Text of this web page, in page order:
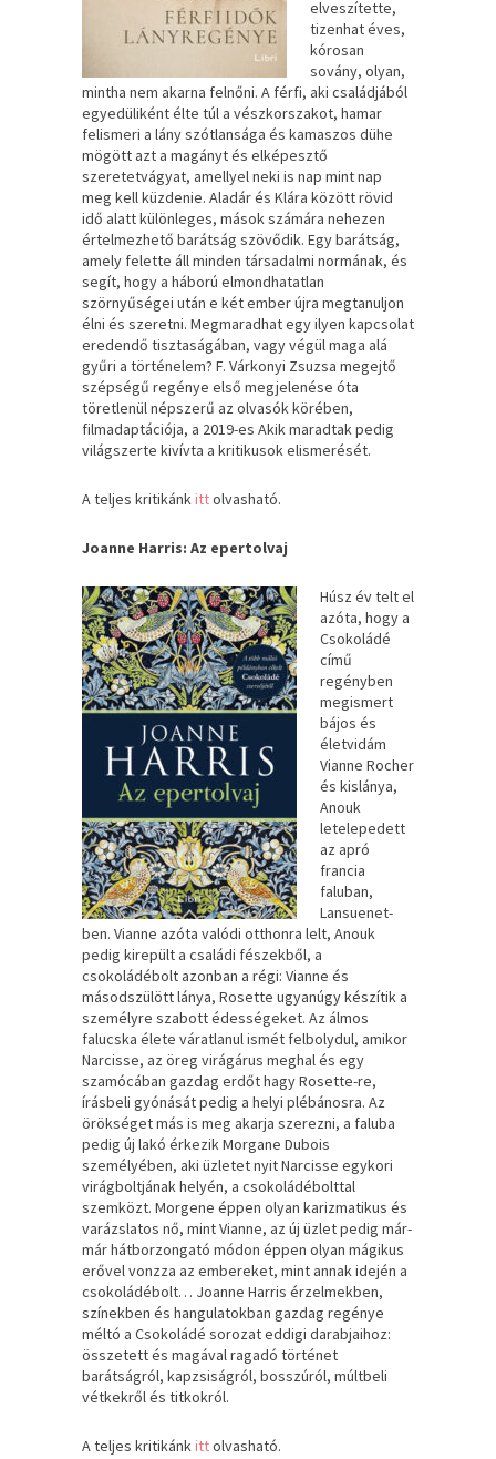
elveszítette,
tizenhat éves,
kórosan
sovány, olyan,
mintha nem akarna felnőni. A férfi, aki családjából
egyedüliként élte túl a vészkorszakot, hamar
felismeri a lány szótlansága és kamaszos dühe
mögött azt a magányt és elképesztő
szeretetvágyat, amellyel neki is nap mint nap
meg kell küzdenie. Aladár és Klára között rövid
idő alatt különleges, mások számára nehezen
értelmezhető barátság szövődik. Egy barátság,
amely felette áll minden társadalmi normának, és
segít, hogy a háború elmondhatatlan
szörnyűségei után e két ember újra megtanuljon
élni és szeretni. Megmaradhat egy ilyen kapcsolat
eredendő tisztaságában, vagy végül maga alá
gyűri a történelem? F. Várkonyi Zsuzsa megejtő
szépségű regénye első megjelenése óta
töretlenül népszerű az olvasók körében,
filmadaptációja, a 2019-es Akik maradtak pedig
világszerte kivívta a kritikusok elismerését.
A teljes kritikánkittolvasható.
Joanne Harris: Az epertolvaj
Húsz ​év telt el
azóta, hogy a
Csokoládé
című
regényben
megismert
bájos és
életvidám
Vianne Rocher
és kislánya,
Anouk
letelepedett
az apró
francia
faluban,
Lansuenet-
ben. Vianne azóta valódi otthonra lelt, Anouk
pedig kirepült a családi fészekből, a
csokoládébolt azonban a régi: Vianne és
másodszülött lánya, Rosette ugyanúgy készítik a
személyre szabott édességeket. Az álmos
falucska élete váratlanul ismét felbolydul, amikor
Narcisse, az öreg virágárus meghal és egy
szamócában gazdag erdőt hagy Rosette-re,
írásbeli gyónását pedig a helyi plébánosra. Az
örökséget más is meg akarja szerezni, a faluba
pedig új lakó érkezik Morgane Dubois
személyében, aki üzletet nyit Narcisse egykori
virágboltjának helyén, a csokoládébolttal
szemközt. Morgene éppen olyan karizmatikus és
varázslatos nő, mint Vianne, az új üzlet pedig már-
már hátborzongató módon éppen olyan mágikus
erővel vonzza az embereket, mint annak idején a
csokoládébolt… Joanne Harris érzelmekben,
színekben és hangulatokban gazdag regénye
méltó a Csokoládé sorozat eddigi darabjaihoz:
összetett és magával ragadó történet
barátságról, kapzsiságról, bosszúról, múltbeli
vétkekről és titkokról.
A teljes kritikánkittolvasható.